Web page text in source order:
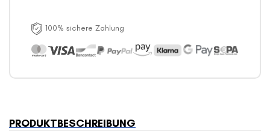
100% sichere Zahlung
PRODUKTBESCHREIBUNG